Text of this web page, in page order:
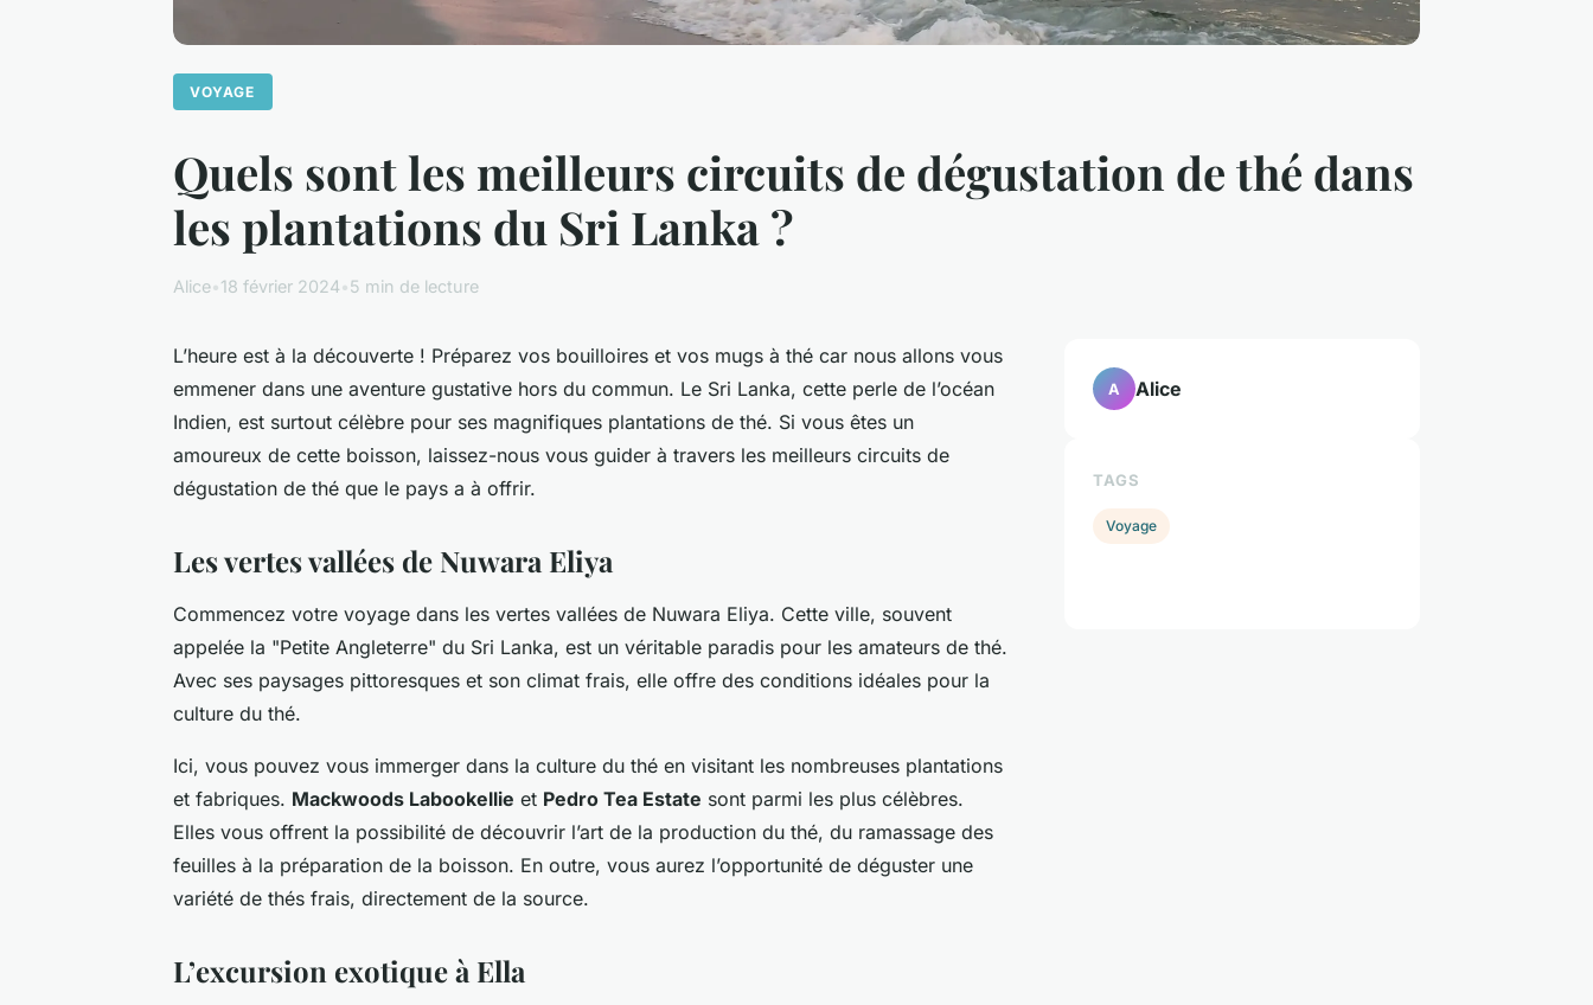
VOYAGE
Quels sont les meilleurs circuits de dégustation de thé dans
les plantations du Sri Lanka ?
Alice•18 février 2024•5 min de lecture
L’heure est à la découverte ! Préparez vos bouilloires et vos mugs à thé car nous allons vous
emmener dans une aventure gustative hors du commun. Le Sri Lanka, cette perle de l’océan
Indien, est surtout célèbre pour ses magnifiques plantations de thé. Si vous êtes un
amoureux de cette boisson, laissez-nous vous guider à travers les meilleurs circuits de
dégustation de thé que le pays a à offrir.
Les vertes vallées de Nuwara Eliya
Commencez votre voyage dans les vertes vallées de Nuwara Eliya. Cette ville, souvent
appelée la "Petite Angleterre" du Sri Lanka, est un véritable paradis pour les amateurs de thé.
Avec ses paysages pittoresques et son climat frais, elle offre des conditions idéales pour la
culture du thé.
Ici, vous pouvez vous immerger dans la culture du thé en visitant les nombreuses plantations
et fabriques. Mackwoods Labookellie et Pedro Tea Estate sont parmi les plus célèbres.
Elles vous offrent la possibilité de découvrir l’art de la production du thé, du ramassage des
feuilles à la préparation de la boisson. En outre, vous aurez l’opportunité de déguster une
variété de thés frais, directement de la source.
L’excursion exotique à Ella
A Alice
TAGS
Voyage